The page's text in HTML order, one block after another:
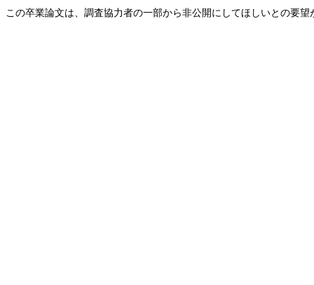
この卒業論文は、調査協力者の一部から非公開にしてほしいとの要